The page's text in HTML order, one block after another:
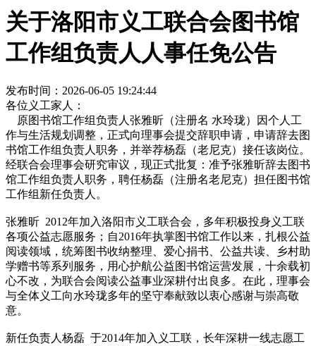
关于洛阳市义工联合会图书馆
工作组负责人人事任免公告
发布时间：2026-06-05 19:24:44
各位义工家人：
原图书馆工作组负责人张雅昕（注册名 水玲珑）因个人工
作与生活规划调整，正式向理事会提交辞职申请，申请辞去图
书馆工作组负责人职务，并举荐杨磊（老尼克）接任该岗位。
经联合会理事会研究审议，现正式批复：准予张雅昕辞去图书
馆工作组负责人职务，聘任杨磊（注册名老尼克）担任图书馆
工作组新任负责人。
张雅昕 2012年加入洛阳市义工联合会，多年积极投身义工联
各项公益志愿服务；自2016年执掌图书馆工作以来，扎根公益
阅读领域，统筹图书收纳整理、爱心捐书、公益共读、乡村助
学赠书等系列服务，用心护航公益图书馆运营发展，十余载初
心不改，为联合会阅读公益事业深耕付出良多。在此，理事会
与全体义工向水玲珑多年的坚守奉献致以衷心感谢与崇高敬
意。
新任负责人杨磊 于2014年加入义工联，长年深耕一线志愿工